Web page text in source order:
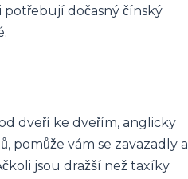
potřebují dočasný čínský
dveří ke dveřím, anglicky
pomůže vám se zavazadly a
jsou dražší než taxíky